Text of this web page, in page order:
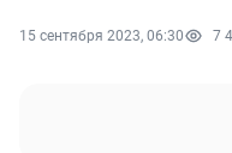
15 сентября 2023, 06:30 7